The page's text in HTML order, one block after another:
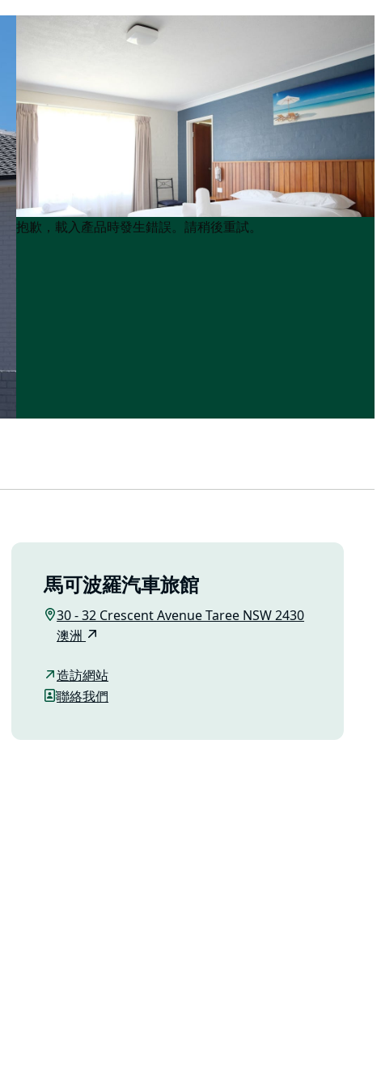
Product
Product
抱歉，載入產品時發生錯誤。請稍後重試。
馬可波羅汽車旅館
30 - 32 Crescent Avenue Taree NSW 2430
澳洲
造訪網站
聯絡我們